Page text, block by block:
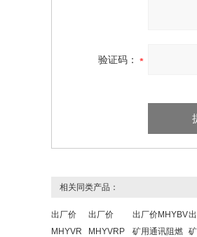
验证码：
相关同类产品：
出厂价
MHYVR
出厂价
MHYVRP
出厂价MHYBV
矿用通讯阻燃